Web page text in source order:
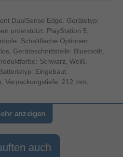
DualSense Edge. Gerätetyp:
unterstützt: PlayStation 5,
Schaltfläche Optionen.
Geräteschnittstelle: Bluetooth,
Schwarz, Weiß.
Eingebaut.
Verpackungstiefe: 212 mm,
anzeigen
auch